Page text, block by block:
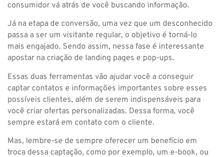
consumidor vá atrás de você buscando informação.
Já na etapa de conversão, uma vez que um desconhecido
passa a ser um visitante regular, o objetivo é torná-lo
mais engajado. Sendo assim, nessa fase é interessante
apostar na criação de landing pages e pop-ups.
Essas duas ferramentas vão ajudar você a conseguir
captar contatos e informações importantes sobre esses
possíveis clientes, além de serem indispensáveis para
você criar ofertas personalizadas. Dessa forma, você
sempre estará em contato com o cliente.
Mas, lembre-se de sempre oferecer um benefício em
troca dessa captação, como por exemplo, um e-book, ou